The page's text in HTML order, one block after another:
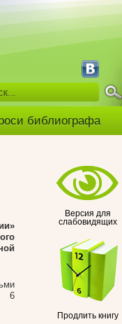
библиографа
Версия для
слабовидящих
Продлить книгу
6